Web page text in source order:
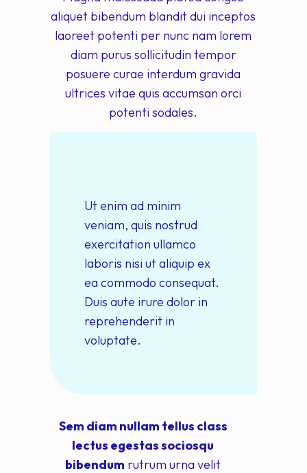
aliquet bibendum blandit dui inceptos
laoreet potenti per nunc nam lorem
diam purus sollicitudin tempor
posuere curae interdum gravida
ultrices vitae quis accumsan orci
potenti sodales.
Ut enim ad minim
veniam, quis nostrud
exercitation ullamco
laboris nisi ut aliquip ex
ea commodo consequat.
Duis aute irure dolor in
reprehenderit in
voluptate.
Sem diam nullam tellus class
lectus egestas sociosqu
bibendum rutrum urna velit